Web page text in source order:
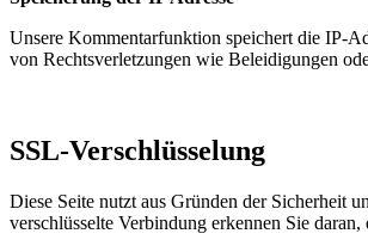
Unsere Kommentarfunktion speichert die IP-
von Rechtsverletzungen wie Beleidigungen
SSL-Verschlüsselung
Diese Seite nutzt aus Gründen der Sicherheit
verschlüsselte Verbindung erkennen Sie